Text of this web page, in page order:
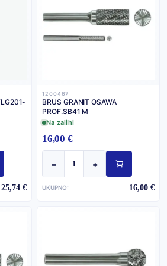
25,74 €
1200467
BRUS GRANIT OSAWA
PROF.SB41 M
Na zalihi
16,00 €
− +
UKUPNO: 16,00 €